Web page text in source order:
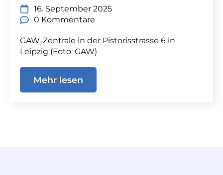
16. September 2025
0 Kommentare
GAW-Zentrale in der Pistorisstrasse 6 in
Leipzig (Foto: GAW)
Mehr lesen